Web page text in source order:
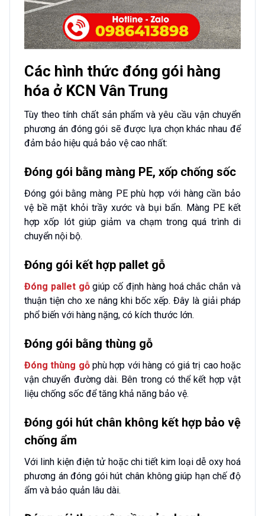
Các hình thức đóng gói hàng
hóa ở KCN Vân Trung
Tùy theo tính chất sản phẩm và yêu cầu vận chuyển
phương án đóng gói sẽ được lựa chọn khác nhau để
đảm bảo hiệu quả bảo vệ cao nhất:
Đóng gói bằng màng PE, xốp chống sốc
Đóng gói bằng màng PE phù hợp với hàng cần bảo
vệ bề mặt khỏi trầy xước và bụi bẩn. Màng PE kết
hợp xốp lót giúp giảm va chạm trong quá trình di
chuyển nội bộ.
Đóng gói kết hợp pallet gỗ
Đóng pallet gỗgiúp cố định hàng hoá chắc chắn và
thuận tiện cho xe nâng khi bốc xếp. Đây là giải pháp
phổ biến với hàng nặng, có kích thước lớn.
Đóng gói bằng thùng gỗ
Đóng thùng gỗphù hợp với hàng có giá trị cao hoặc
vận chuyển đường dài. Bên trong có thể kết hợp vật
liệu chống sốc để tăng khả năng bảo vệ.
Đóng gói hút chân không kết hợp bảo vệ
chống ẩm
Với linh kiện điện tử hoặc chi tiết kim loại dễ oxy hoá
phương án đóng gói hút chân không giúp hạn chế độ
ẩm và bảo quản lâu dài.